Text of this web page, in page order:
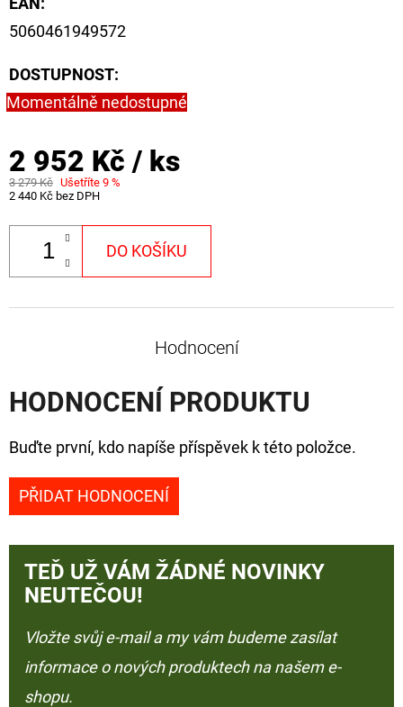
5060461949572
DOSTUPNOST:
Momentálně nedostupné
2 952 Kč / ks
3 279 Kč Ušetříte 9 %
2 440 Kč bez DPH
DO KOŠÍKU
Hodnocení
HODNOCENÍ PRODUKTU
Buďte první, kdo napíše příspěvek k této položce.
PŘIDAT HODNOCENÍ
TEĎ UŽ VÁM ŽÁDNÉ NOVINKY
NEUTEČOU!
Vložte svůj e-mail a my vám budeme zasílat
informace o nových produktech na našem e-
shopu.